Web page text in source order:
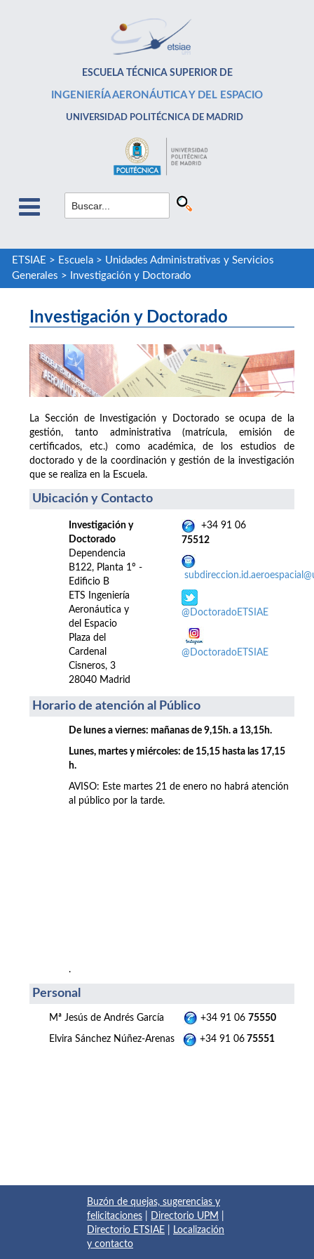
ESCUELA TÉCNICA SUPERIOR DE
INGENIERÍA AERONÁUTICA Y DEL ESPACIO
UNIVERSIDAD POLITÉCNICA DE MADRID
ETSIAE > Escuela> Unidades Administrativas y Servicios
Generales > Investigación y Doctorado
Investigación y Doctorado
La Sección de Investigación y Doctorado se ocupa de la
gestión, tanto administrativa (matrícula, emisión de
certificados, etc.) como académica, de los estudios de
doctorado y de la coordinación y gestión de la investigación
que se realiza en la Escuela.
Ubicación y Contacto
Investigación y
Doctorado
Dependencia
B122, Planta 1º -
Edificio B
ETS Ingeniería
Aeronáutica y
del Espacio
Plaza del
Cardenal
Cisneros, 3
28040 Madrid
+34 91 06
75512
@DoctoradoETSIAE
@DoctoradoETSIAE
Horario de atención al Público
De lunes a viernes: mañanas de 9,15h. a 13,15h.
Lunes, martes y miércoles: de 15,15 hasta las 17,15
h.
AVISO: Este martes 21 de enero no habrá atención
al público por la tarde.
.
Personal
Mª Jesús de Andrés García +34 91 06 75550
Elvira Sánchez Núñez-Arenas +34 91 06 75551
Buzón de quejas, sugerencias y
felicitaciones
Directorio UPM
Directorio ETSIAE
Localización
y contacto